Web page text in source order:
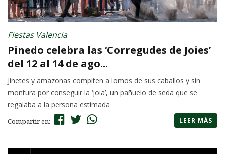
Fiestas Valencia
Pinedo celebra las ‘Corregudes de Joies’
del 12 al 14 de ago...
Jinetes y amazonas compiten a lomos de sus caballos y sin
montura por conseguir la ‘joia’, un pañuelo de seda que se
regalaba a la persona estimada
Compartir en: LEER MÁS